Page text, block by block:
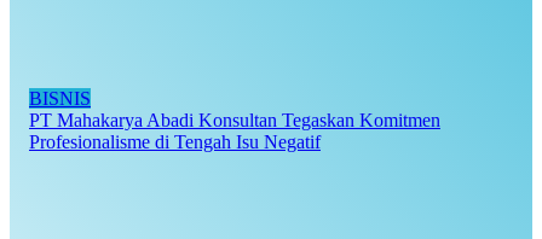
BISNIS
PT Mahakarya Abadi Konsultan Tegaskan Komitmen
Profesionalisme di Tengah Isu Negatif